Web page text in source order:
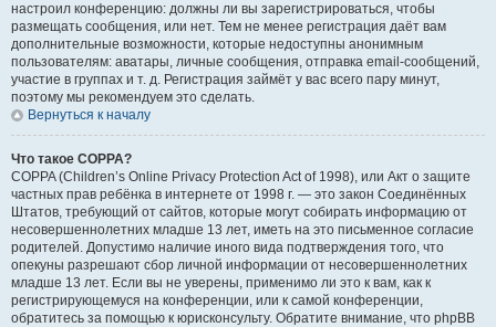
настроил конференцию: должны ли вы зарегистрироваться, чтобы
размещать сообщения, или нет. Тем не менее регистрация даёт вам
дополнительные возможности, которые недоступны анонимным
пользователям: аватары, личные сообщения, отправка email-сообщений,
участие в группах и т. д. Регистрация займёт у вас всего пару минут,
поэтому мы рекомендуем это сделать.
Вернуться к началу
Что такое COPPA?
COPPA (Children’s Online Privacy Protection Act of 1998), или Акт о защите
частных прав ребёнка в интернете от 1998 г. — это закон Соединённых
Штатов, требующий от сайтов, которые могут собирать информацию от
несовершеннолетних младше 13 лет, иметь на это письменное согласие
родителей. Допустимо наличие иного вида подтверждения того, что
опекуны разрешают сбор личной информации от несовершеннолетних
младше 13 лет. Если вы не уверены, применимо ли это к вам, как к
регистрирующемуся на конференции, или к самой конференции,
обратитесь за помощью к юрисконсульту. Обратите внимание, что phpBB